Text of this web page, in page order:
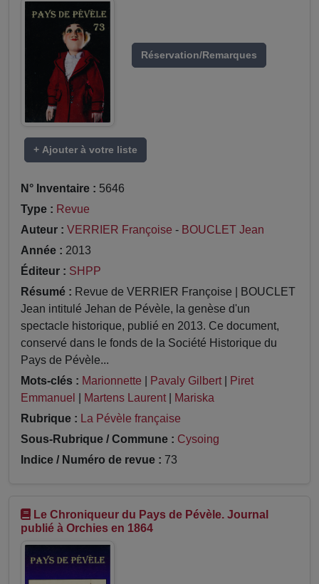
Réservation/Remarques
+ Ajouter à votre liste
N° Inventaire : 5646
Type : Revue
Auteur : VERRIER Françoise - BOUCLET Jean
Année : 2013
Éditeur : SHPP
Résumé : Revue de VERRIER Françoise | BOUCLET
Jean intitulé Jehan de Pévèle, la genèse d'un
spectacle historique, publié en 2013. Ce document,
conservé dans le fonds de la Société Historique du
Pays de Pévèle...
Mots-clés : Marionnette Pavaly Gilbert
Piret
Emmanuel
Martens Laurent
Mariska
Rubrique : La Pévèle française
Sous-Rubrique / Commune : Cysoing
Indice / Numéro de revue : 73
Le Chroniqueur du Pays de Pévèle. Journal
publié à Orchies en 1864